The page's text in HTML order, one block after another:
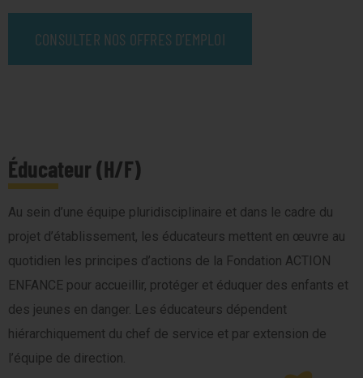
CONSULTER NOS OFFRES D’EMPLOI
Éducateur (H/F)
Au sein d’une équipe pluridisciplinaire et dans le cadre du
projet d’établissement, les éducateurs mettent en œuvre au
quotidien les principes d’actions de la Fondation ACTION
ENFANCE pour accueillir, protéger et éduquer des enfants et
des jeunes en danger. Les éducateurs dépendent
hiérarchiquement du chef de service et par extension de
l’équipe de direction.